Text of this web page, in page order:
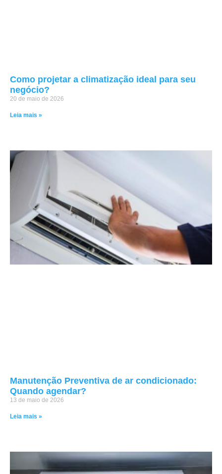
Como projetar a climatização ideal para seu
negócio?
20 de maio de 2026
Leia mais »
Manutenção Preventiva de ar condicionado:
Quando agendar?
13 de maio de 2026
Leia mais »